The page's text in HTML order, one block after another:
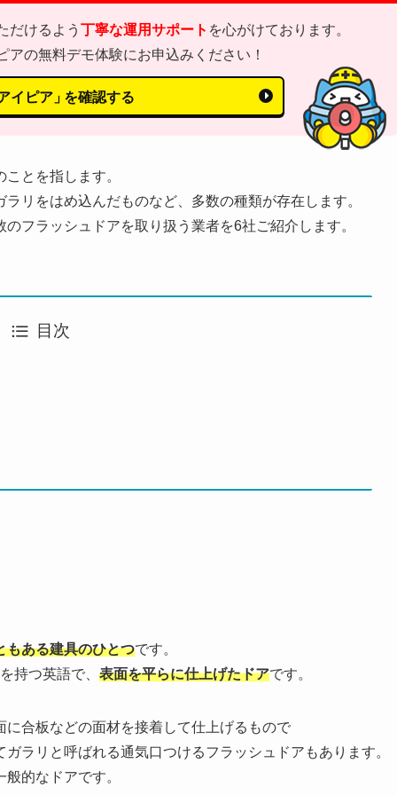
だけるよう丁寧な運用サポート を心がけております。
の無料デモ体験にお申込みください！
イピア」を確認する
とを指します。
リをはめ込んだものなど、多数の種類が存在します。
フラッシュドアを取り扱う業者を6社ご紹介します。
目次
もある建具のひとつです。
持つ英語で、 表面を平らに仕上げたドアです。
合板などの面材を接着して仕上げるもので
ラリと呼ばれる通気口つけるフラッシュドアもあります。
的なドアです。